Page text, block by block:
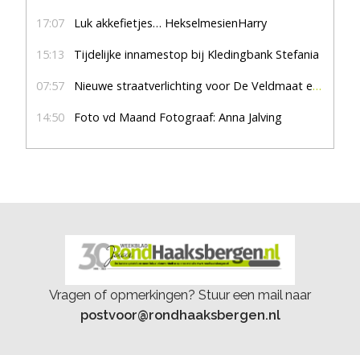
17:07 Luk akkefietjes… HekselmesienHarry
15:13 Tijdelijke innamestop bij Kledingbank Stefania
07:57 Nieuwe straatverlichting voor De Veldmaat en De Pas
14:50 Foto vd Maand Fotograaf: Anna Jalving
Vragen of opmerkingen? Stuur een mail naar
postvoor@rondhaaksbergen.nl